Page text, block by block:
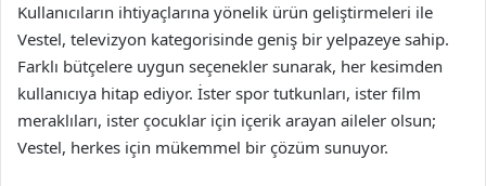
Kullanıcıların ihtiyaçlarına yönelik ürün geliştirmeleri ile
Vestel, televizyon kategorisinde geniş bir yelpazeye sahip.
Farklı bütçelere uygun seçenekler sunarak, her kesimden
kullanıcıya hitap ediyor. İster spor tutkunları, ister film
meraklıları, ister çocuklar için içerik arayan aileler olsun;
Vestel, herkes için mükemmel bir çözüm sunuyor.